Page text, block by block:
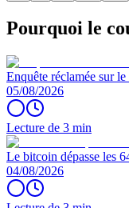
Pourquoi le
Enquête réclamée sur
05/08/2026
Lecture de 3 min
Le bitcoin dépasse les
04/08/2026